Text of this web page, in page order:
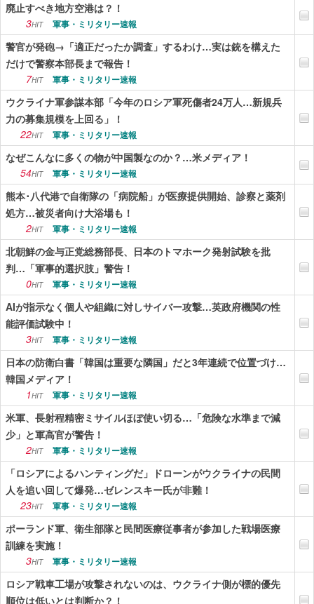
廃止すべき地方空港は？！
3HIT 軍事・ミリタリー速報
警官が発砲→「適正だったか調査」するわけ…実は銃を構えた
だけで警察本部長まで報告！
7HIT 軍事・ミリタリー速報
ウクライナ軍参謀本部「今年のロシア軍死傷者24万人…新規兵
力の募集規模を上回る」！
22HIT 軍事・ミリタリー速報
なぜこんなに多くの物が中国製なのか？…米メディア！
54HIT 軍事・ミリタリー速報
熊本･八代港で自衛隊の「病院船」が医療提供開始、診察と薬剤
処方…被災者向け大浴場も！
2HIT 軍事・ミリタリー速報
北朝鮮の金与正党総務部長、日本のトマホーク発射試験を批
判…「軍事的選択肢」警告！
0HIT 軍事・ミリタリー速報
AIが指示なく個人や組織に対しサイバー攻撃…英政府機関の性
能評価試験中！
3HIT 軍事・ミリタリー速報
日本の防衛白書「韓国は重要な隣国」だと3年連続で位置づけ…
韓国メディア！
1HIT 軍事・ミリタリー速報
米軍、長射程精密ミサイルほぼ使い切る…「危険な水準まで減
少」と軍高官が警告！
2HIT 軍事・ミリタリー速報
「ロシアによるハンティングだ」ドローンがウクライナの民間
人を追い回して爆発…ゼレンスキー氏が非難！
23HIT 軍事・ミリタリー速報
ポーランド軍、衛生部隊と民間医療従事者が参加した戦場医療
訓練を実施！
3HIT 軍事・ミリタリー速報
ロシア戦車工場が攻撃されないのは、ウクライナ側が標的優先
順位は低いとは判断か？！